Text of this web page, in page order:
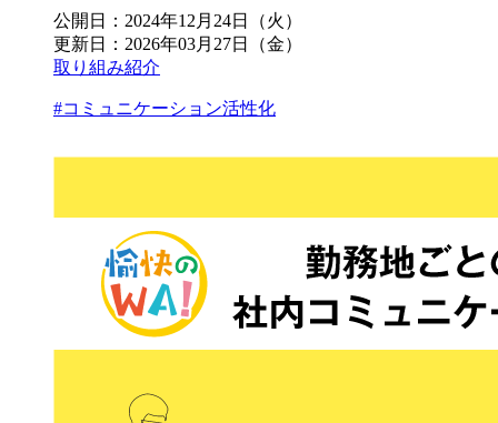
公開日： 2024年12月24日（火）
更新日： 2026年03月27日（金）
取り組み紹介
#コミュニケーション活性化